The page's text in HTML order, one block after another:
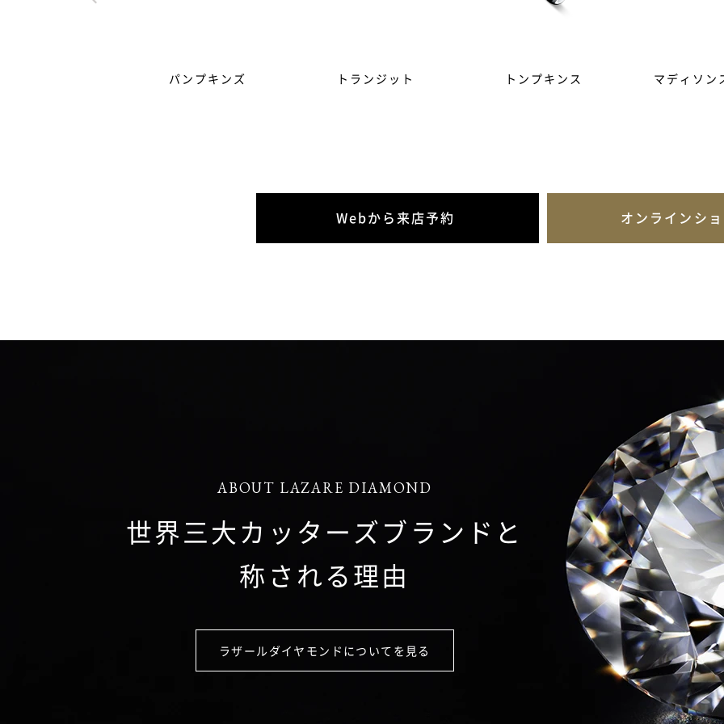
パンプキンズ トランジット トンプキンス マディソン
Webから来店予約 オンラインシ
ABOUT LAZARE DIAMOND
世界三大カッターズブランドと
称される理由
ラザールダイヤモンドについてを見る